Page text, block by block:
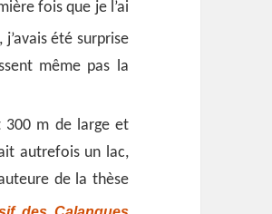
fois que je l’ai
, j’avais été surprise
même pas la
300 m de large et
autrefois un lac,
de la thèse